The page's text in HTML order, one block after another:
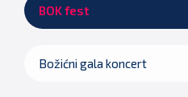
BOK fest
Božićni gala koncert